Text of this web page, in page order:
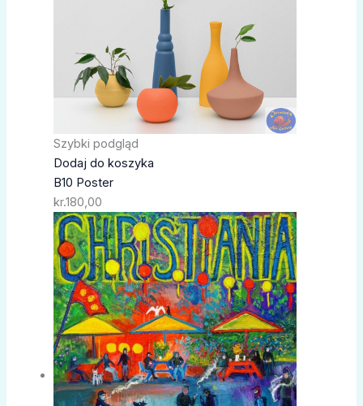
Szybki podgląd
Dodaj do koszyka
B10 Poster
kr.180,00